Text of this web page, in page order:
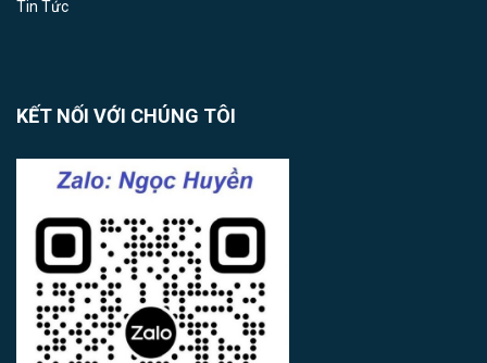
Tin Tức
KẾT NỐI VỚI CHÚNG TÔI